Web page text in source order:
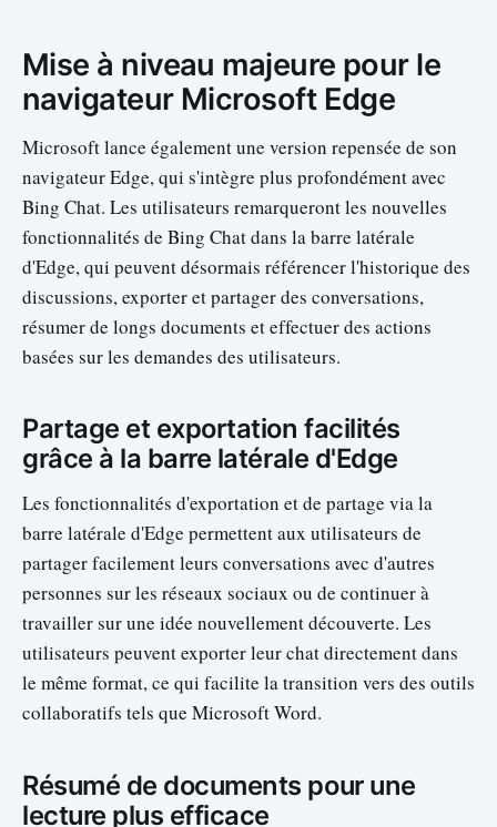
Mise à niveau majeure pour le
navigateur Microsoft Edge
Microsoft lance également une version repensée de son
navigateur Edge, qui s'intègre plus profondément avec
Bing Chat. Les utilisateurs remarqueront les nouvelles
fonctionnalités de Bing Chat dans la barre latérale
d'Edge, qui peuvent désormais référencer l'historique des
discussions, exporter et partager des conversations,
résumer de longs documents et effectuer des actions
basées sur les demandes des utilisateurs.
Partage et exportation facilités
grâce à la barre latérale d'Edge
Les fonctionnalités d'exportation et de partage via la
barre latérale d'Edge permettent aux utilisateurs de
partager facilement leurs conversations avec d'autres
personnes sur les réseaux sociaux ou de continuer à
travailler sur une idée nouvellement découverte. Les
utilisateurs peuvent exporter leur chat directement dans
le même format, ce qui facilite la transition vers des outils
collaboratifs tels que Microsoft Word.
Résumé de documents pour une
lecture plus efficace